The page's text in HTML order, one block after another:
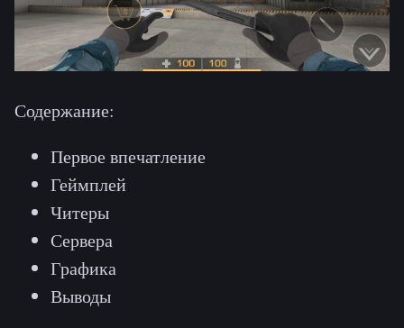
Содержание:
Первое впечатление
Геймплей
Читеры
Сервера
Графика
Выводы